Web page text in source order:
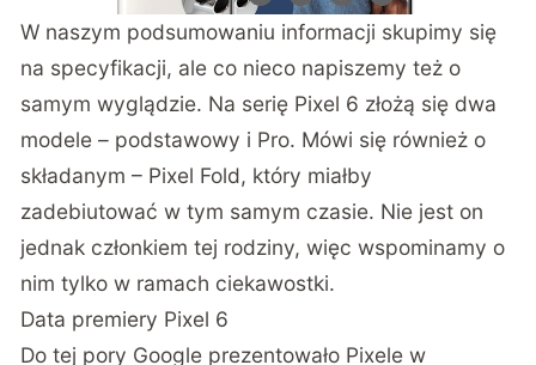
W naszym podsumowaniu informacji skupimy się
na specyfikacji, ale co nieco napiszemy też o
samym wyglądzie. Na serię Pixel 6 złożą się dwa
modele – podstawowy i Pro. Mówi się również o
składanym – Pixel Fold, który miałby
zadebiutować w tym samym czasie. Nie jest on
jednak członkiem tej rodziny, więc wspominamy o
nim tylko w ramach ciekawostki.
Data premiery Pixel 6
Do tej pory Google prezentowało Pixele w